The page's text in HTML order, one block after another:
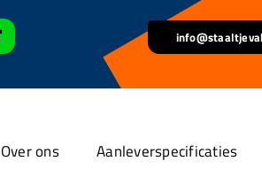
Over ons Aanleverspecificaties